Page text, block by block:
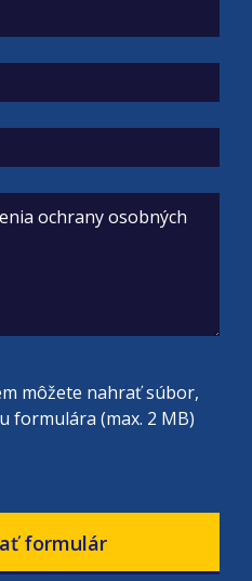
ochrany osobných
môžete nahrať súbor,
formulára (max. 2 MB)
formulár